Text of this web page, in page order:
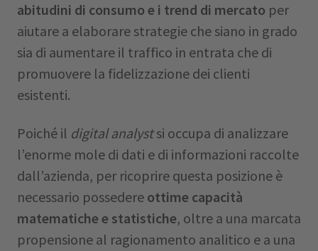
abitudini di consumo e i trend di mercato per
aiutare a elaborare strategie che siano in grado
sia di aumentare il traffico in entrata che di
promuovere la fidelizzazione dei clienti
esistenti.
Poiché il digital analystsi occupa di analizzare
l’enorme mole di dati e di informazioni raccolte
dall’azienda, per ricoprire questa posizione è
necessario possedere ottime capacità
matematiche e statistiche, oltre a una marcata
propensione al ragionamento analitico e a una